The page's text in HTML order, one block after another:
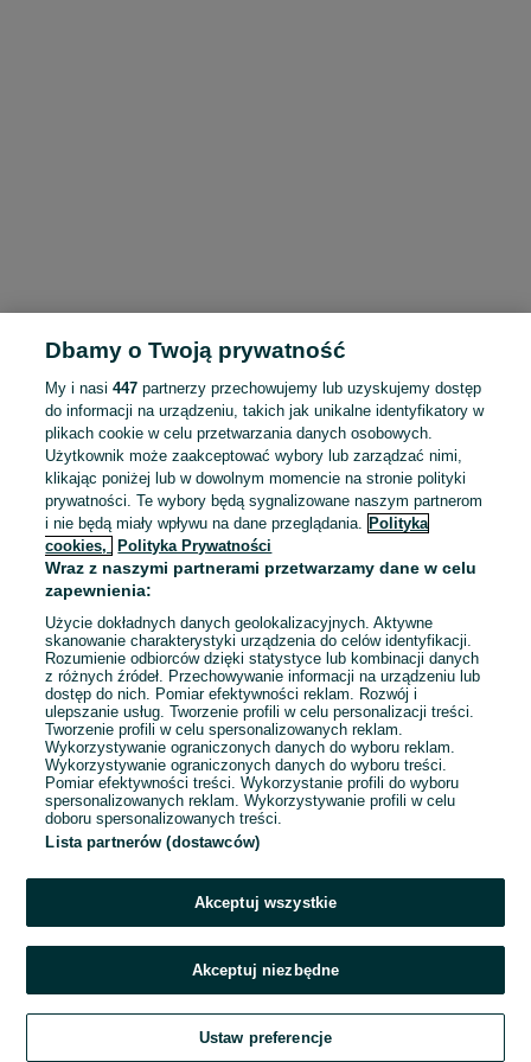
To ogłoszenie nie jest już dostępne
Przejdź na stronę główną
Dbamy o Twoją prywatność
My i nasi447 partnerzy przechowujemy lub uzyskujemy dostęp
do informacji na urządzeniu, takich jak unikalne identyfikatory w
plikach cookie w celu przetwarzania danych osobowych.
Użytkownik może zaakceptować wybory lub zarządzać nimi,
klikając poniżej lub w dowolnym momencie na stronie polityki
prywatności. Te wybory będą sygnalizowane naszym partnerom
i nie będą miały wpływu na dane przeglądania. Polityka
cookies,
Polityka Prywatności
Wraz z naszymi partnerami przetwarzamy dane w celu
zapewnienia:
Użycie dokładnych danych geolokalizacyjnych. Aktywne
skanowanie charakterystyki urządzenia do celów identyfikacji.
Rozumienie odbiorców dzięki statystyce lub kombinacji danych
z różnych źródeł. Przechowywanie informacji na urządzeniu lub
dostęp do nich. Pomiar efektywności reklam. Rozwój i
ulepszanie usług. Tworzenie profili w celu personalizacji treści.
Tworzenie profili w celu spersonalizowanych reklam.
Wykorzystywanie ograniczonych danych do wyboru reklam.
Wykorzystywanie ograniczonych danych do wyboru treści.
Pomiar efektywności treści. Wykorzystanie profili do wyboru
spersonalizowanych reklam. Wykorzystywanie profili w celu
doboru spersonalizowanych treści.
Lista partnerów (dostawców)
Akceptuj wszystkie
Akceptuj niezbędne
Ustaw preferencje